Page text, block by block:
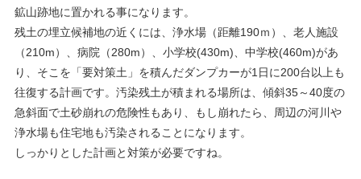
鉱山跡地に置かれる事になります。
残土の埋立候補地の近くには、浄水場（距離190ｍ）、老人施設
（210m）、病院（280m）、小学校(430m)、中学校(460m)があ
り、そこを「要対策土」を積んだダンプカーが1日に200台以上も
往復する計画です。汚染残土が積まれる場所は、傾斜35～40度の
急斜面で土砂崩れの危険性もあり、もし崩れたら、周辺の河川や
浄水場も住宅地も汚染されることになります。
しっかりとした計画と対策が必要ですね。